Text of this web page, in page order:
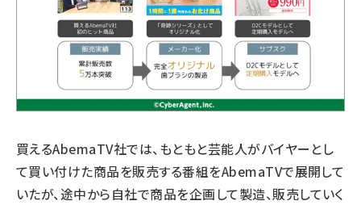
買えるAbemaTV社では、もともと芸能人がバイヤーとし
て買い付けた商品を販売する番組をAbemaTVで展開して
いたが、途中から自社で商品を企画して製造、販売していく